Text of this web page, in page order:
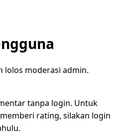
lolos moderasi admin.
tanpa login. Untuk
rating, silakan login